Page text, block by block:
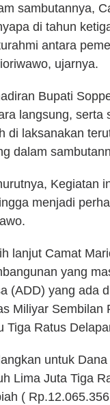
sambutannya,
di tahun
antara
ujarnya.
Bupati
langsung, serta
di laksanakan
dalam
Kegiatan
menjadi
lanjut Camat
yang
(ADD) yang ada
Miliyar Sembilan
Tiga Ratus
untuk
Lima Juta Tiga
(